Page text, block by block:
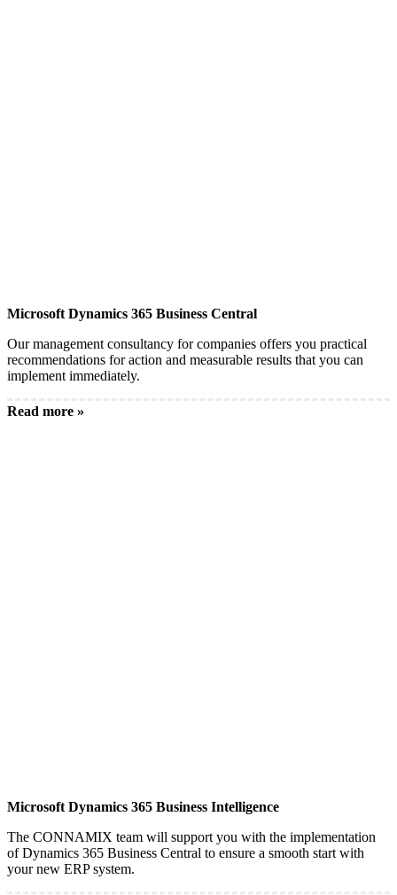
Microsoft Dynamics 365 Business Central
Our management consultancy for companies offers you practical
recommendations for action and measurable results that you can
implement immediately.
Read more »
Microsoft Dynamics 365 Business Intelligence
The CONNAMIX team will support you with the implementation
of Dynamics 365 Business Central to ensure a smooth start with
your new ERP system.